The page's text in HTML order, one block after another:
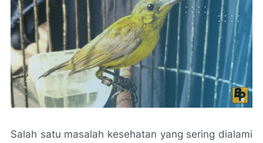
Salah satu masalah kesehatan yang sering dialami